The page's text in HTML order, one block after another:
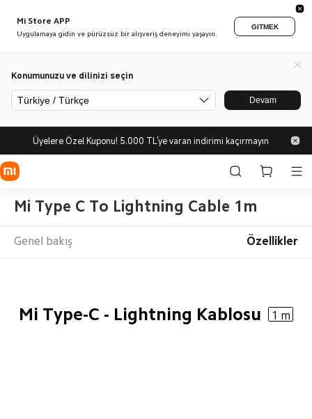
Mi Store APP
Uygulamaya gidin ve pürüzsüz bir alışveriş deneyimi yaşayın.
GITMEK
Konumunuzu ve dilinizi seçin
Türkiye / Türkçe Devam
Üyelere Özel Kuponu! 5.000 TL'ye varan indirimi kaçırmayın
Mi Type C To Lightning Cable 1m
Genel bakış Özellikler
Mi Type-C - Lightning Kablosu 1 m